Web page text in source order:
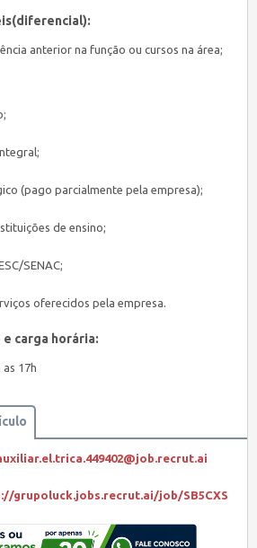
anterior na função ou cursos na área;
(pago parcialmente pela empresa);
de ensino;
SENAC;
oferecidos pela empresa.
carga horária:
17h
grupoluck.jobs.recrut.ai/job/SB5CXS